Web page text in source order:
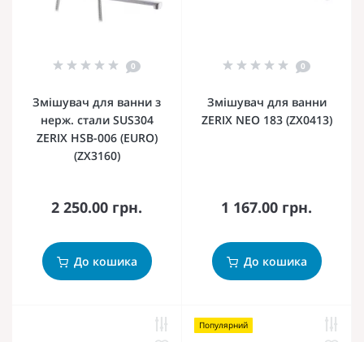
0
Змішувач для ванни з
нерж. стали SUS304
ZERIX HSB-006 (EURO)
(ZX3160)
2 250.00 грн.
До кошика
0
Змішувач для ванни
ZERIX NEO 183 (ZX0413)
1 167.00 грн.
До кошика
Популярний